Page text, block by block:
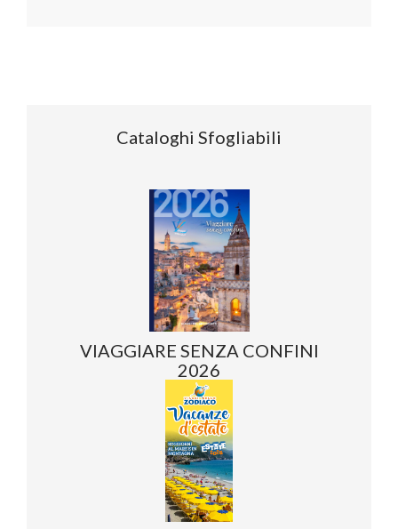
Cataloghi Sfogliabili
VIAGGIARE SENZA CONFINI
2026